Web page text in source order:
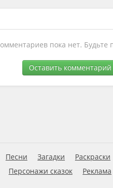
пока нет. Будьте
Оставить комментарий
Песни Загадки Раскраски
Персонажи сказок Реклама